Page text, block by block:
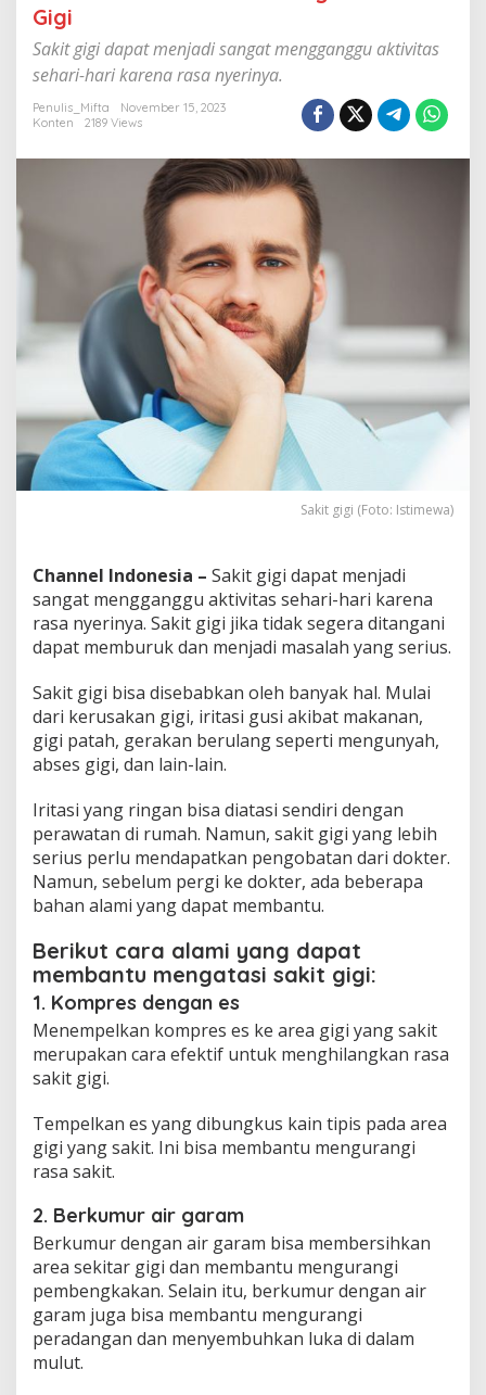
n
g
a
t
i
S
a
k
i
g
i
Gigi ‎
Sakit gigi dapat menjadi sangat mengganggu aktivitas
sehari-hari karena rasa nyerinya.
Penulis_Mifta
November 15, 2023
Konten
2189 Views
Sakit gigi (Foto: Istimewa)
Channel Indonesia – Sakit gigi dapat menjadi
sangat mengganggu aktivitas sehari-hari karena
rasa nyerinya. Sakit gigi jika tidak segera ditangani
dapat memburuk dan menjadi masalah yang serius.
Sakit gigi bisa disebabkan oleh banyak hal. Mulai
dari kerusakan gigi, iritasi gusi akibat makanan,
gigi patah, gerakan berulang seperti mengunyah,
abses gigi, dan lain-lain.
Iritasi yang ringan bisa diatasi sendiri dengan
perawatan di rumah. Namun, sakit gigi yang lebih
serius perlu mendapatkan pengobatan dari dokter.
Namun, sebelum pergi ke dokter, ada beberapa
bahan alami yang dapat membantu.
Berikut cara alami yang dapat
membantu mengatasi sakit gigi:
1. Kompres dengan es
Menempelkan kompres es ke area gigi yang sakit
merupakan cara efektif untuk menghilangkan rasa
sakit gigi.
Tempelkan es yang dibungkus kain tipis pada area
gigi yang sakit. Ini bisa membantu mengurangi
rasa sakit.
2. Berkumur air garam
Berkumur dengan air garam bisa membersihkan
area sekitar gigi dan membantu mengurangi
pembengkakan. Selain itu, berkumur dengan air
garam juga bisa membantu mengurangi
peradangan dan menyembuhkan luka di dalam
mulut.